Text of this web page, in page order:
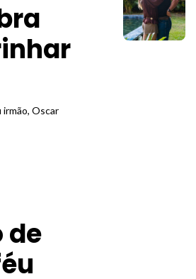
Oscar
de